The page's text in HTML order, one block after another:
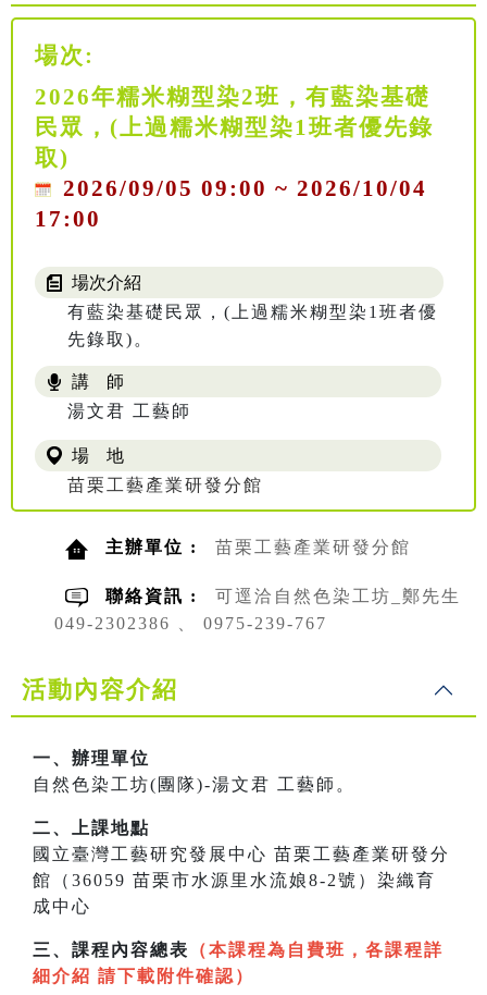
場次:
2026年糯米糊型染2班，有藍染基礎
民眾，(上過糯米糊型染1班者優先錄
取)
2026/09/05 09:00 ~ 2026/10/04
17:00
場次介紹
有藍染基礎民眾，(上過糯米糊型染1班者優
先錄取)。
講 師
湯文君 工藝師
場 地
苗栗工藝產業研發分館
主辦單位 : 苗栗工藝產業研發分館
聯絡資訊 :
可逕洽自然色染工坊_鄭先生
049-2302386 、 0975-239-767
活動內容介紹
一、辦理單位
自然色染工坊(團隊)-湯文君 工藝師。
二、上課地點
國立臺灣工藝研究發展中心 苗栗工藝產業研發分
館（36059 苗栗市水源里水流娘8-2號）染織育
成中心
三、課程內容總表
（本課程為自費班，各課程詳
細介紹 請下載附件確認）